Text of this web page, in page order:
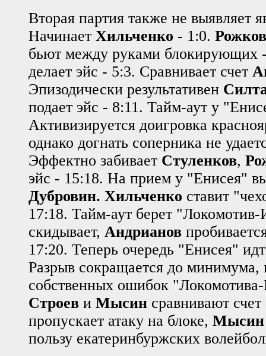
Вторая партия также не выявляет
Начинает Хильченко - 1:0. Рожков
бьют между руками блокирующих
делает эйс - 5:3. Сравнивает счет
Эпизодически результативен
подает эйс - 8:11. Тайм-аут у
Активизируется доигровка
однако догнать соперника не
Эффектно забивает Стуленков,
эйс - 15:18. На прием у "Енисея"
Дубровин. Хильченко ставит
17:18. Тайм-аут берет
скидывает, Андрианов
17:20. Теперь очередь "Енисея"
Разрыв сокращается до минимума,
собственных ошибок
Строев и Мысин сравнивают
пропускает атаку на блоке, Мысин
пользу екатеринбуржских